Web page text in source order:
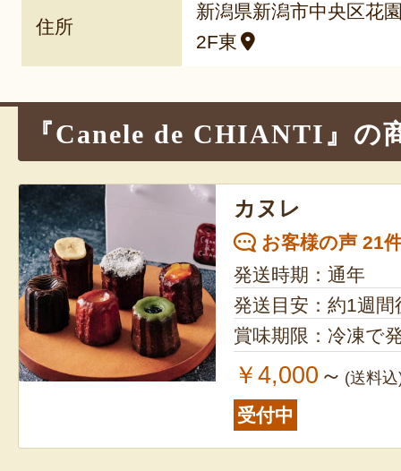
住所
新潟県新潟市中央区花
2F東
『Canele de CHIANTI』の
カヌレ
お客様の声 21
発送時期：通年
発送目安：約1週間
賞味期限：冷凍で
￥4,000 ～ (送料
受付中